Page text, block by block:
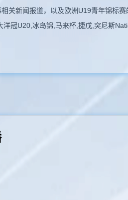
关新闻报道，以及欧洲U19青年锦标
冠U20,冰岛锦,马来杯,捷戊,突尼斯